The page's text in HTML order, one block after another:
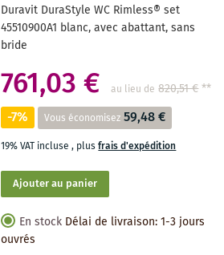
SOUHAITS
Duravit DuraStyle WC Rimless® set
45510900A1 blanc, avec abattant, sans
bride
761,03 € au lieu de 820,51 €**
-7% Vous économisez 59,48 €
19% VAT incluse, plusfrais d'expédition
Ajouter au panier
En stock Délai de livraison: 1-3 jours
ouvrés